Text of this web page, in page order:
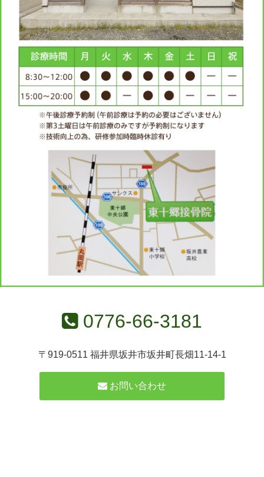
0776-66-3181
〒919-0511 福井県坂井市坂井町長畑11-14-1
お問い合わせ